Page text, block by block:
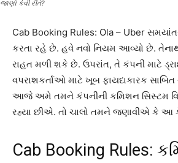
જાણો કેવી રીતે?
Cab Booking Rules: Ola – Uber
કરતા રહે છે. હવે નવો નિયમ આવ્યો છે.
રાહત મળી શકે છે. ઉપરાંત, તે કંપની માટે
વપરાશકર્તાઓ માટે ખૂબ ફાયદાકારક
આજે અમે તમને કંપનીની કમિશન સિસ્ટમ
રહ્યા છીએ. તો ચાલો તમને જણાવીએ કે આ
Cab Booking Rules: